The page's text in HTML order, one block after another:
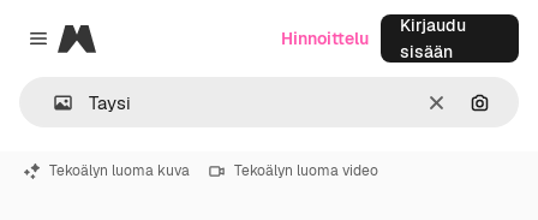
Close menu
Magnific
SelkeäHae
Hinnoittelu
Kirjaudu
sisään
Tekoälyn luoma kuva Tekoälyn luoma video